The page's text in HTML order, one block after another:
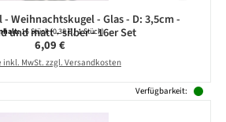
Weihnachtskugel - Glas - D: 3,5cm -
und matt - silber - 16er Set
16 Stück(0,38 € / 1 Stück)
Regulärer Preis:
6,09 €
inkl. MwSt. zzgl. Versandkosten
Verfügbarkeit: